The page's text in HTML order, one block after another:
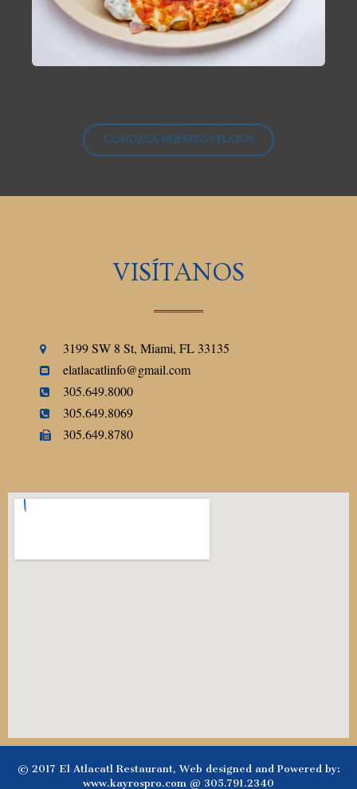
CONOZCA NUESTROS PLATOS
VISÍTANOS
3199 SW 8 St, Miami, FL 33135
elatlacatlinfo@gmail.com
305.649.8000
305.649.8069
305.649.8780
© 2017 El Atlacatl Restaurant, Web designed and Powered by:
www.kayrospro.com @ 305.791.2340